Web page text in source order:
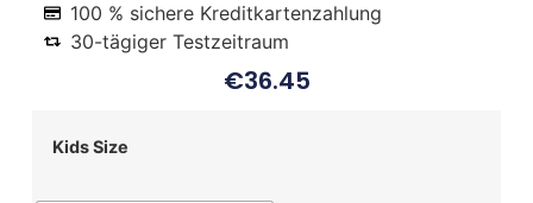
100 % sichere Kreditkartenzahlung
30-tägiger Testzeitraum
€36.45
Kids Size